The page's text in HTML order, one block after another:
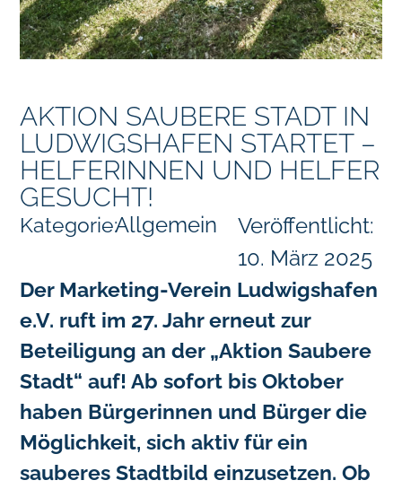
AKTION SAUBERE STADT IN
LUDWIGSHAFEN STARTET –
HELFERINNEN UND HELFER
GESUCHT!
Kategorie:Allgemein
Veröffentlicht:
10. März 2025
Der Marketing-Verein Ludwigshafen
e.V. ruft im 27. Jahr erneut zur
Beteiligung an der „Aktion Saubere
Stadt“ auf! Ab sofort bis Oktober
haben Bürgerinnen und Bürger die
Möglichkeit, sich aktiv für ein
sauberes Stadtbild einzusetzen. Ob